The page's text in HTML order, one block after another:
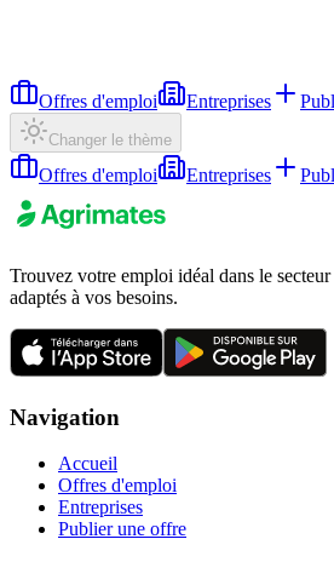
Offres d'emploi Entreprises
Changer le thème
Offres d'emploi Entreprises
Trouvez votre emploi idéal dans le
adaptés à vos besoins.
Navigation
Accueil
Offres d'emploi
Entreprises
Publier une offre